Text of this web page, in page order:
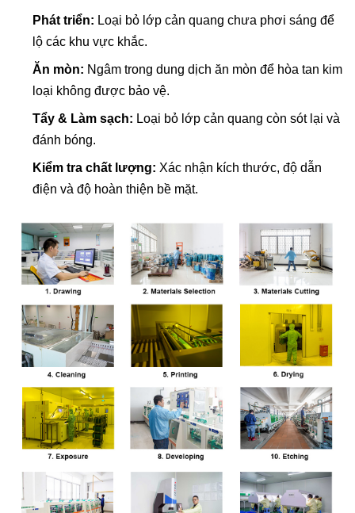
Phát triển: Loại bỏ lớp cản quang chưa phơi sáng để
lộ các khu vực khắc.
Ăn mòn: Ngâm trong dung dịch ăn mòn để hòa tan kim
loại không được bảo vệ.
Tẩy & Làm sạch: Loại bỏ lớp cản quang còn sót lại và
đánh bóng.
Kiểm tra chất lượng: Xác nhận kích thước, độ dẫn
điện và độ hoàn thiện bề mặt.